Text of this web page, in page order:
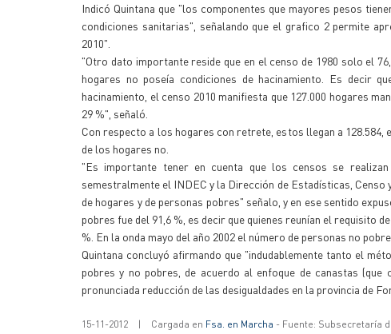
Indicó Quintana que "los componentes que mayores pesos
condiciones sanitarias", señalando que el grafico 2 permite
2010".
"Otro dato importante reside que en el censo de 1980 solo el
hogares no poseía condiciones de hacinamiento. Es decir
hacinamiento, el censo 2010 manifiesta que 127.000 hogares
29 %", señaló.
Con respecto a los hogares con retrete, estos llegan a 128.584,
de los hogares no.
"Es importante tener en cuenta que los censos se
semestralmente el INDEC y la Dirección de Estadísticas,
de hogares y de personas pobres" señalo, y en ese sentido
pobres fue del 91,6 %, es decir que quienes reunían el requisito
%. En la onda mayo del año 2002 el número de personas no
Quintana concluyó afirmando que "indudablemente tanto el
pobres y no pobres, de acuerdo al enfoque de canastas
pronunciada reducción de las desigualdades en la provincia de
15-11-2012 | Cargada en Fsa. en Marcha - Fuente: Subsecretaría